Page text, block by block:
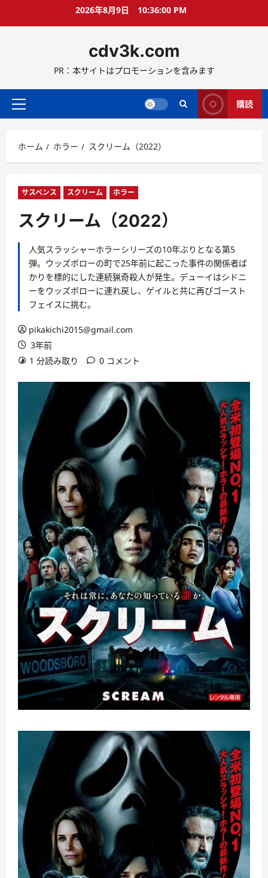
ス
ッ
2026年8月9日 10:36:02 PM
cdv3k.com
PR：本サイトはプロモーションを含みます
メ
メ
ニ
ー
購読
ホーム ホラー スクリーム（2022）
サスペンス スクリーム ホラー
スクリーム（2022）
人気スラッシャーホラーシリーズの10年ぶりとなる第5
弾。ウッズボローの町で25年前に起こった事件の関係者ば
かりを標的にした連続猟奇殺人が発生。デューイはシドニ
ーをウッズボローに連れ戻し、ゲイルと共に再びゴースト
フェイスに挑む。
pikakichi2015@gmail.com
3年前
1 分読み取り
0 コメント